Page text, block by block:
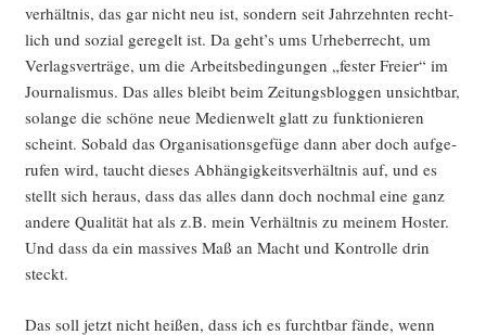
ver­hält­nis, das gar nicht neu ist, son­dern seit Jahr­zehn­ten recht­
lich und sozi­al gere­gelt ist. Da geht’s ums Urhe­ber­recht, um
Ver­lags­ver­trä­ge, um die Arbeits­be­din­gun­gen „fes­ter Frei­er“ im
Jour­na­lis­mus. Das alles bleibt beim Zei­tungs­blog­gen unsicht­bar,
solan­ge die schö­ne neue Medi­en­welt glatt zu funk­tio­nie­ren
scheint. Sobald das Orga­ni­sa­ti­ons­ge­fü­ge dann aber doch auf­ge­
ru­fen wird, taucht die­ses Abhän­gig­keits­ver­hält­nis auf, und es
stellt sich her­aus, dass das alles dann doch noch­mal eine ganz
ande­re Qua­li­tät hat als z.B. mein Ver­hält­nis zu mei­nem Hos­ter.
Und dass da ein mas­si­ves Maß an Macht und Kon­trol­le drin
steckt.
Das soll jetzt nicht hei­ßen, dass ich es furcht­bar fän­de, wenn